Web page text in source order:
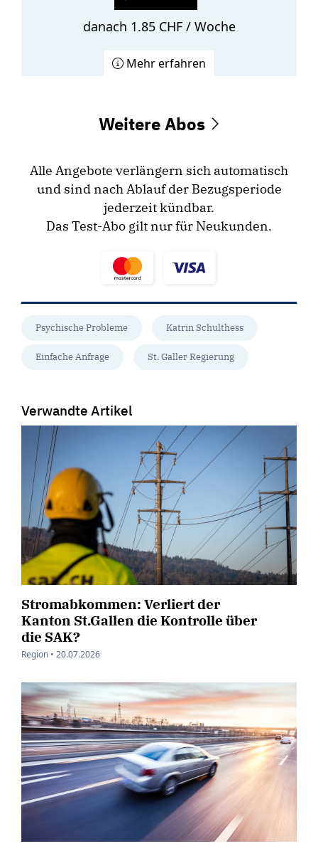
danach 1.85 CHF / Woche
Mehr erfahren
Weitere Abos
Alle Angebote verlängern sich automatisch
und sind nach Ablauf der Bezugsperiode
jederzeit kündbar.
Das Test-Abo gilt nur für Neukunden.
Psychische Probleme Katrin Schulthess
Einfache Anfrage St. Galler Regierung
Verwandte Artikel
Stromabkommen: Verliert der
Kanton St.Gallen die Kontrolle über
die SAK?
Region • 20.07.2026